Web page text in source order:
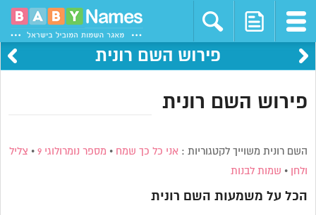
פירוש השם רונית
פירוש השם רונית
השם רונית משוייך לקטגוריות :אני כל כך שמח • מספר נומרולוגי 9 • צליל
ולחן • שמות לבנות
הכל על משמעות השם רונית